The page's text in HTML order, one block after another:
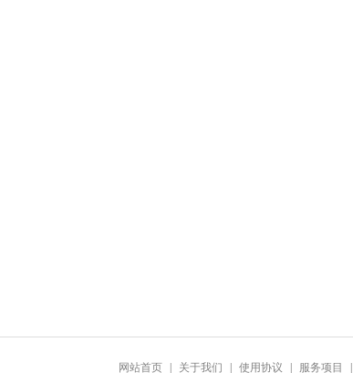
网站首页 关于我们 使用协议 服务项目